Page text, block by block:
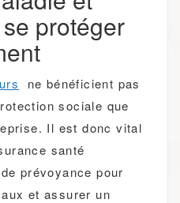
protéger
ne bénéficient pas
sociale que
Il est donc vital
santé
prévoyance pour
et assurer un